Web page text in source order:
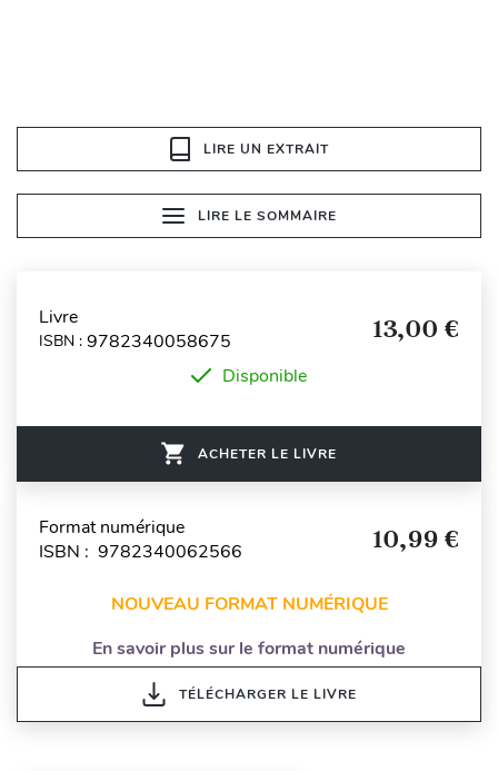
LIRE UN EXTRAIT
LIRE LE SOMMAIRE
Livre
ISBN : 9782340058675 13,00 €
Disponible
ACHETER LE LIVRE
Format numérique
ISBN : 9782340062566
10,99 €
NOUVEAU FORMAT NUMÉRIQUE
En savoir plus sur le format numérique
TÉLÉCHARGER LE LIVRE